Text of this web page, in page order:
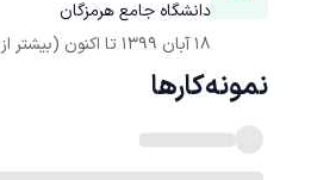
دانشگاه جامع هرمزگان
18 آبان 1399
تا اکنون (بیشتر از 5 سال)
نمونه‌کارها